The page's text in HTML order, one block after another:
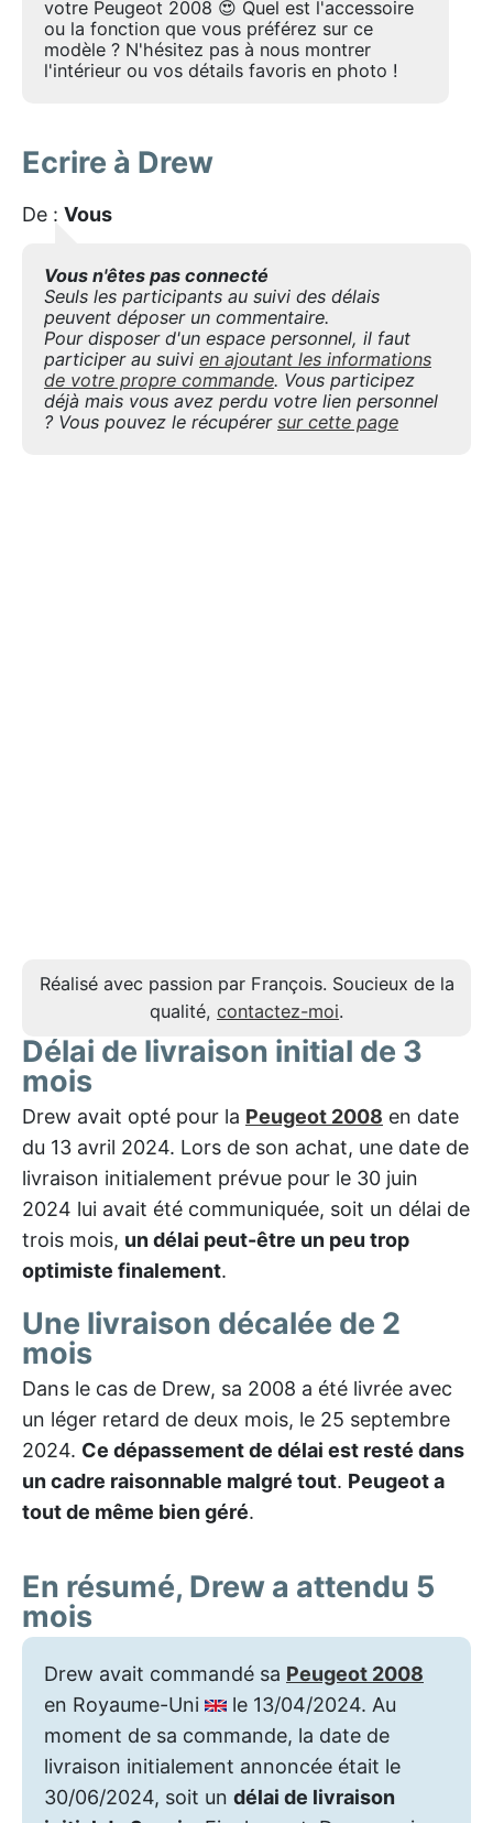
votre Peugeot 2008 😍 Quel est l'accessoire
ou la fonction que vous préférez sur ce
modèle ? N'hésitez pas à nous montrer
l'intérieur ou vos détails favoris en photo !
Ecrire à Drew
De : Vous
Vous n'êtes pas connecté
Seuls les participants au suivi des délais
peuvent déposer un commentaire.
Pour disposer d'un espace personnel, il faut
participer au suivi en ajoutant les informations
de votre propre commande. Vous participez
déjà mais vous avez perdu votre lien personnel
? Vous pouvez le récupérer sur cette page
Réalisé avec passion par François. Soucieux de la
qualité, contactez-moi.
Délai de livraison initial de 3
mois
Drew avait opté pour la Peugeot 2008 en date
du 13 avril 2024. Lors de son achat, une date de
livraison initialement prévue pour le 30 juin
2024 lui avait été communiquée, soit un délai de
trois mois, un délai peut-être un peu trop
optimiste finalement.
Une livraison décalée de 2
mois
Dans le cas de Drew, sa 2008 a été livrée avec
un léger retard de deux mois, le 25 septembre
2024. Ce dépassement de délai est resté dans
un cadre raisonnable malgré tout. Peugeot a
tout de même bien géré.
En résumé, Drew a attendu 5
mois
Drew avait commandé sa Peugeot 2008
en Royaume-Uni
le 13/04/2024. Au
moment de sa commande, la date de
livraison initialement annoncée était le
30/06/2024, soit un délai de livraison